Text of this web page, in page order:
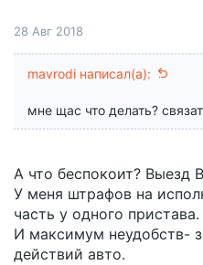
28 Авг 2018
mavrodi написал(а):
мне щас что делать?
А что беспокоит? Выезд
У меня штрафов на
часть у одного пристава.
И максимум неудобств-
действий авто.